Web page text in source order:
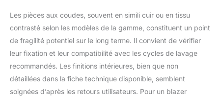
Les pièces aux coudes, souvent en simili cuir ou en tissu
contrasté selon les modèles de la gamme, constituent un point
de fragilité potentiel sur le long terme. Il convient de vérifier
leur fixation et leur compatibilité avec les cycles de lavage
recommandés. Les finitions intérieures, bien que non
détaillées dans la fiche technique disponible, semblent
soignées d’après les retours utilisateurs. Pour un blazer